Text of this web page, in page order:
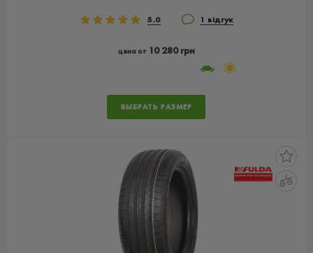
5.0 1 відгук
цена от10 280 грн
ВЫБРАТЬ РАЗМЕР